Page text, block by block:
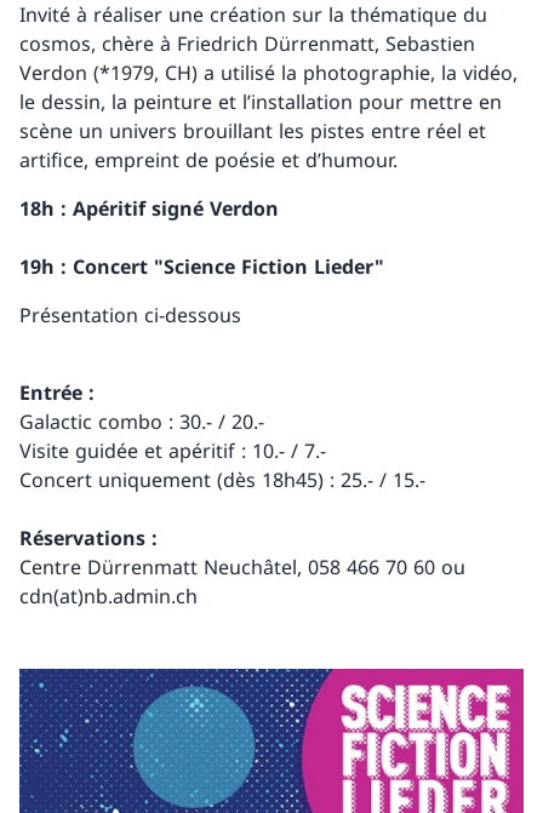
Invité à réaliser une création sur la thématique du
cosmos, chère à Friedrich Dürrenmatt, Sebastien
Verdon (*1979, CH) a utilisé la photographie, la vidéo,
le dessin, la peinture et l’installation pour mettre en
scène un univers brouillant les pistes entre réel et
artifice, empreint de poésie et d’humour.
18h : Apéritif signé Verdon
19h : Concert "Science Fiction Lieder"
Présentation ci-dessous
Entrée :
Galactic combo : 30.- / 20.-
Visite guidée et apéritif : 10.- / 7.-
Concert uniquement (dès 18h45) : 25.- / 15.-
Réservations :
Centre Dürrenmatt Neuchâtel, 058 466 70 60 ou
cdn(at)nb.admin.ch